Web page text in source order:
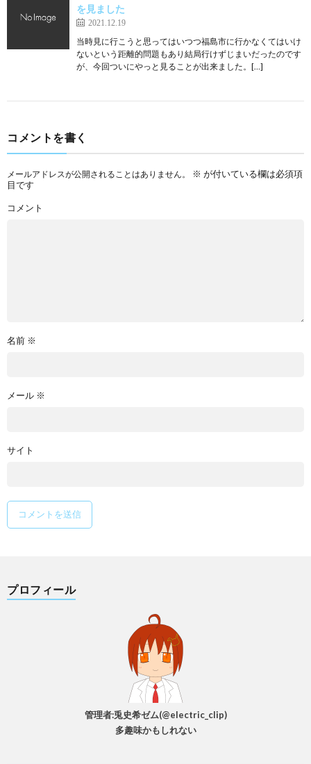
を見ました
2021.12.19
当時見に行こうと思ってはいつつ福島市に行かなくてはいけ
ないという距離的問題もあり結局行けずじまいだったのです
が、今回ついにやっと見ることが出来ました。[…]
コメントを書く
メールアドレスが公開されることはありません。 ※ が付いている欄は必須項
目です
コメント
名前 ※
メール ※
サイト
プロフィール
管理者:兎史希ゼム(@electric_clip)
多趣味かもしれない